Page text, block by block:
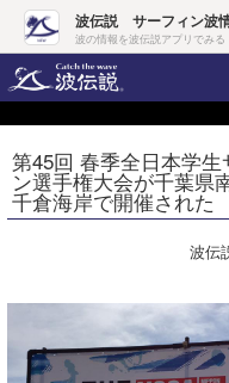
波伝説 サーフィン波
波の情報を波伝説アプリでみる
ヘルプ マイ
ログイン
WAVE HUNTER波予想ツ
気象情報
第45回 春季全日本学生
ン選手権大会が千葉県
千倉海岸で開催された
波伝
Core Surf Japan
コンテスト
ファッション/グッズ
アート＆エンタメ
コラム